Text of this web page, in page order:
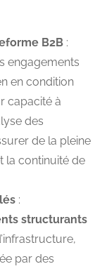
B2B :
engagements
en condition
capacité à
des
de la pleine
la continuité de
:
structurants
par des